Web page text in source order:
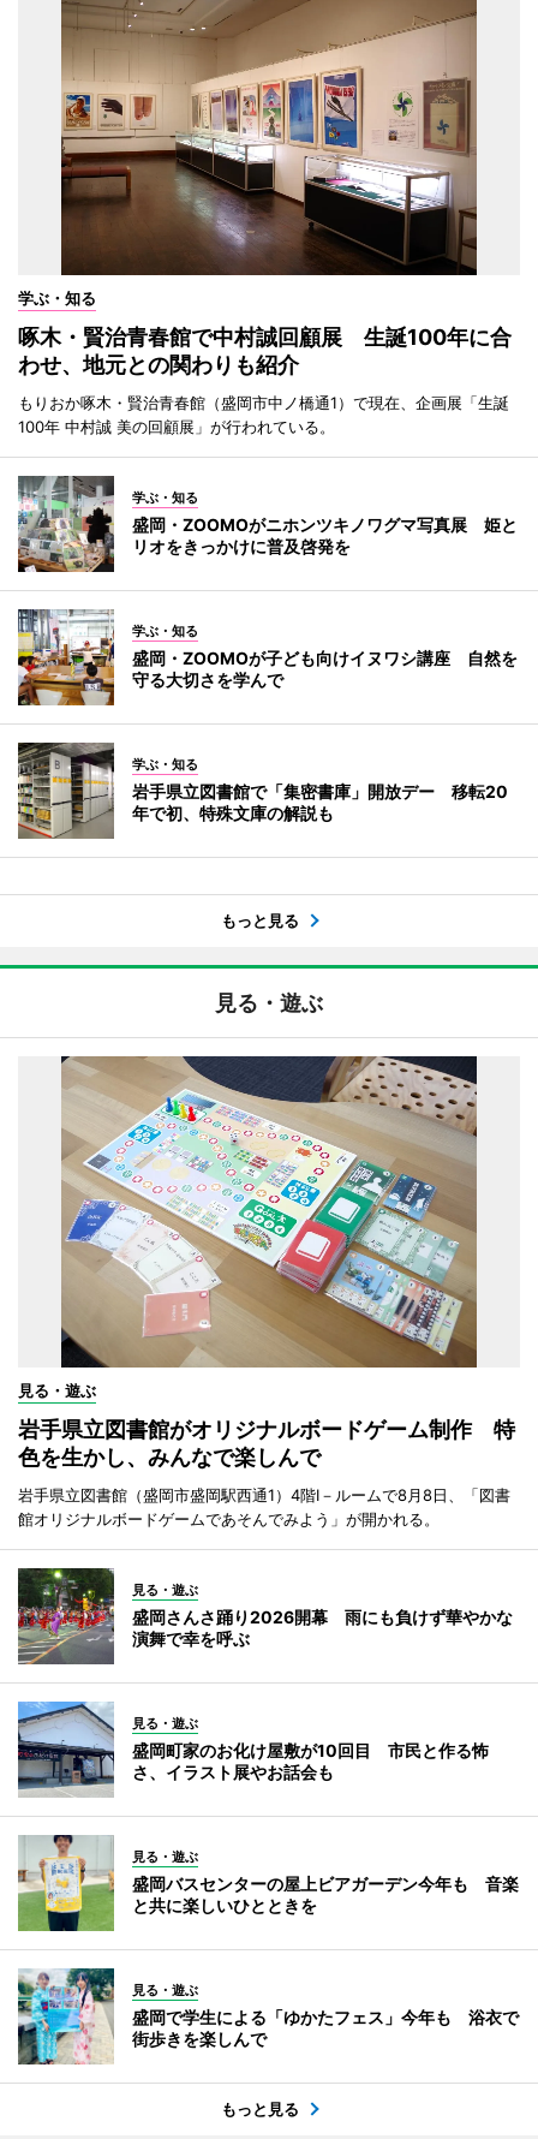
学ぶ・知る
啄木・賢治青春館で中村誠回顧展 生誕100年に合
わせ、地元との関わりも紹介
もりおか啄木・賢治青春館（盛岡市中ノ橋通1）で現在、企画展「生誕
100年 中村誠 美の回顧展」が行われている。
学ぶ・知る
盛岡・ZOOMOがニホンツキノワグマ写真展 姫と
リオをきっかけに普及啓発を
学ぶ・知る
盛岡・ZOOMOが子ども向けイヌワシ講座 自然を
守る大切さを学んで
学ぶ・知る
岩手県立図書館で「集密書庫」開放デー 移転20
年で初、特殊文庫の解説も
もっと見る
見る・遊ぶ
見る・遊ぶ
岩手県立図書館がオリジナルボードゲーム制作 特
色を生かし、みんなで楽しんで
岩手県立図書館（盛岡市盛岡駅西通1）4階I－ルームで8月8日、「図書
館オリジナルボードゲームであそんでみよう」が開かれる。
見る・遊ぶ
盛岡さんさ踊り2026開幕 雨にも負けず華やかな
演舞で幸を呼ぶ
見る・遊ぶ
盛岡町家のお化け屋敷が10回目 市民と作る怖
さ、イラスト展やお話会も
見る・遊ぶ
盛岡バスセンターの屋上ビアガーデン今年も 音楽
と共に楽しいひとときを
見る・遊ぶ
盛岡で学生による「ゆかたフェス」今年も 浴衣で
街歩きを楽しんで
もっと見る